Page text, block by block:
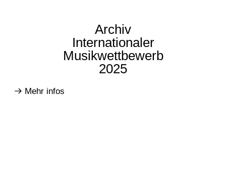
Archiv
Internationaler
Musikwettbewerb
2025
Mehr infos